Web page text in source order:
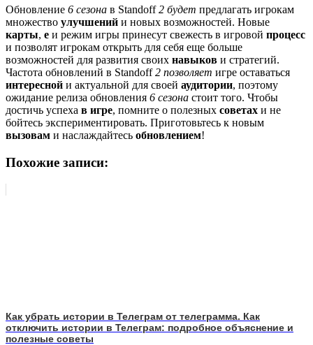
Обновление 6 сезона в Standoff2 будет предлагать игрокам
множество улучшений и новых возможностей. Новые
карты, е и режим игры принесут свежесть в игровой процесс
и позволят игрокам открыть для себя еще больше
возможностей для развития своих навыков и стратегий.
Частота обновлений в Standoff2 позволяет игре оставаться
интересной и актуальной для своей аудитории, поэтому
ожидание релиза обновления 6 сезона стоит того. Чтобы
достичь успеха в игре, помните о полезных советах и не
бойтесь экспериментировать. Приготовьтесь к новым
вызовам и наслаждайтесь обновлением!
Похожие записи:
Как убрать истории в Телеграм от телеграмма. Как
отключить истории в Телеграм: подробное объяснение и
полезные советы